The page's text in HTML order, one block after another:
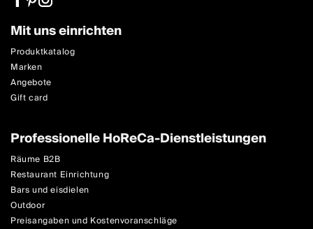
Mit uns einrichten
Produktkatalog
Marken
Angebote
Gift card
Professionelle HoReCa-Dienstleistungen
Räume B2B
Restaurant Einrichtung
Bars und eisdielen
Outdoor
Preisangaben und Kostenvoranschläge